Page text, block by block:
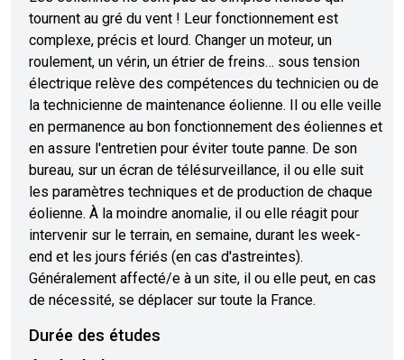
tournent au gré du vent ! Leur fonctionnement est
complexe, précis et lourd. Changer un moteur, un
roulement, un vérin, un étrier de freins… sous tension
électrique relève des compétences du technicien ou de
la technicienne de maintenance éolienne. Il ou elle veille
en permanence au bon fonctionnement des éoliennes et
en assure l'entretien pour éviter toute panne. De son
bureau, sur un écran de télésurveillance, il ou elle suit
les paramètres techniques et de production de chaque
éolienne. À la moindre anomalie, il ou elle réagit pour
intervenir sur le terrain, en semaine, durant les week-
end et les jours fériés (en cas d'astreintes).
Généralement affecté/e à un site, il ou elle peut, en cas
de nécessité, se déplacer sur toute la France.
Durée des études